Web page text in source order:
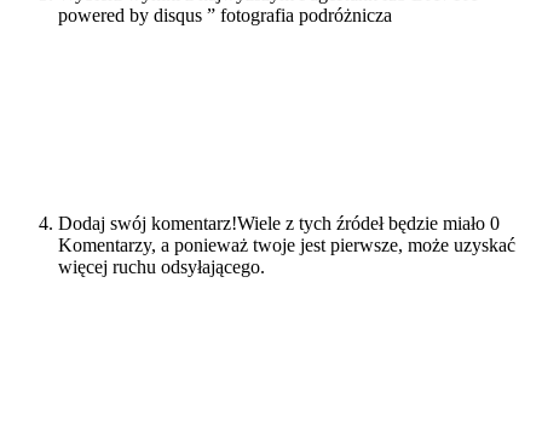
powered by disqus ” fotografia podróżnicza
Dodaj swój komentarz!Wiele z tych źródeł będzie miało 0
Komentarzy, a ponieważ twoje jest pierwsze, może uzyskać
więcej ruchu odsyłającego.